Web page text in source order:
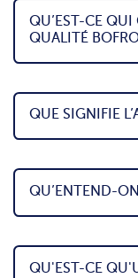
QU’EST-CE QUI
QUALITÉ
QUE SIGNIFIE
QU’ENTEND-
QU'EST-CE